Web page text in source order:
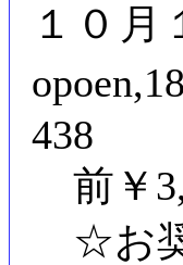
１０月
438
前￥
☆お奨